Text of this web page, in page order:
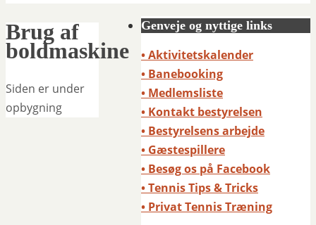
Brug af
boldmaskine
Siden er under
opbygning
Genveje og nyttige links
• Aktivitetskalender
• Banebooking
• Medlemsliste
• Kontakt bestyrelsen
• Bestyrelsens arbejde
• Gæstespillere
• Besøg os på Facebook
• Tennis Tips & Tricks
• Privat Tennis Træning